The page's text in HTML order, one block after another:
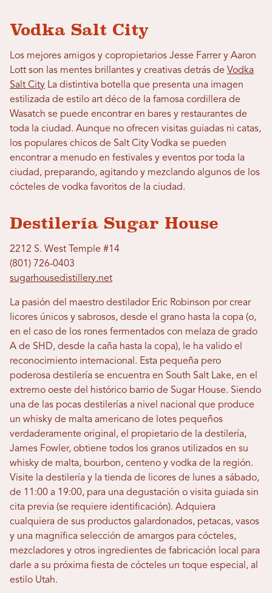
Vodka Salt City
Los mejores amigos y copropietarios Jesse Farrer y Aaron
Lott son las mentes brillantes y creativas detrás de Vodka
Salt City La distintiva botella que presenta una imagen
estilizada de estilo art déco de la famosa cordillera de
Wasatch se puede encontrar en bares y restaurantes de
toda la ciudad. Aunque no ofrecen visitas guiadas ni catas,
los populares chicos de Salt City Vodka se pueden
encontrar a menudo en festivales y eventos por toda la
ciudad, preparando, agitando y mezclando algunos de los
cócteles de vodka favoritos de la ciudad.
Destilería Sugar House
2212 S. West Temple #14
(801) 726-0403
sugarhousedistillery.net
La pasión del maestro destilador Eric Robinson por crear
licores únicos y sabrosos, desde el grano hasta la copa (o,
en el caso de los rones fermentados con melaza de grado
A de SHD, desde la caña hasta la copa), le ha valido el
reconocimiento internacional. Esta pequeña pero
poderosa destilería se encuentra en South Salt Lake, en el
extremo oeste del histórico barrio de Sugar House. Siendo
una de las pocas destilerías a nivel nacional que produce
un whisky de malta americano de lotes pequeños
verdaderamente original, el propietario de la destilería,
James Fowler, obtiene todos los granos utilizados en su
whisky de malta, bourbon, centeno y vodka de la región.
Visite la destilería y la tienda de licores de lunes a sábado,
de 11:00 a 19:00, para una degustación o visita guiada sin
cita previa (se requiere identificación). Adquiera
cualquiera de sus productos galardonados, petacas, vasos
y una magnífica selección de amargos para cócteles,
mezcladores y otros ingredientes de fabricación local para
darle a su próxima fiesta de cócteles un toque especial, al
estilo Utah.